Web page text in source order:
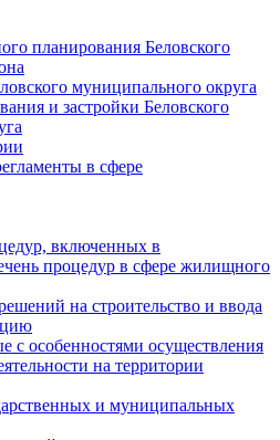
планирования Беловского
муниципального округа
и застройки Беловского
в сфере
включенных в
процедур в сфере жилищного
на строительство и ввода
с особенностями осуществления
на территории
и муниципальных